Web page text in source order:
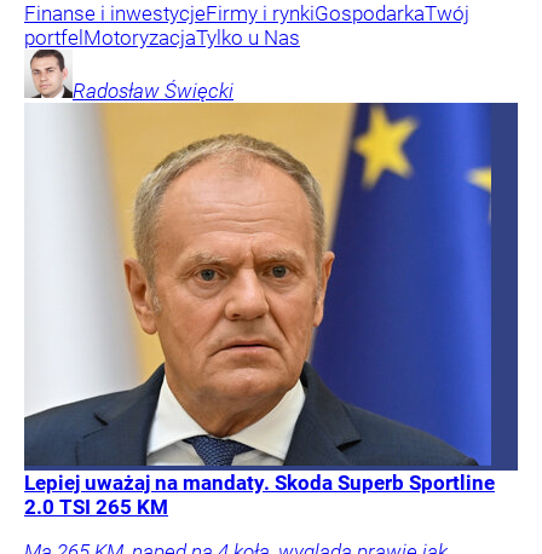
Finanse i inwestycjeFirmy i rynkiGospodarkaTwój
portfel MotoryzacjaTylko u Nas
Radosław Święcki
Lepiej uważaj na mandaty. Skoda Superb Sportline
2.0 TSI 265 KM